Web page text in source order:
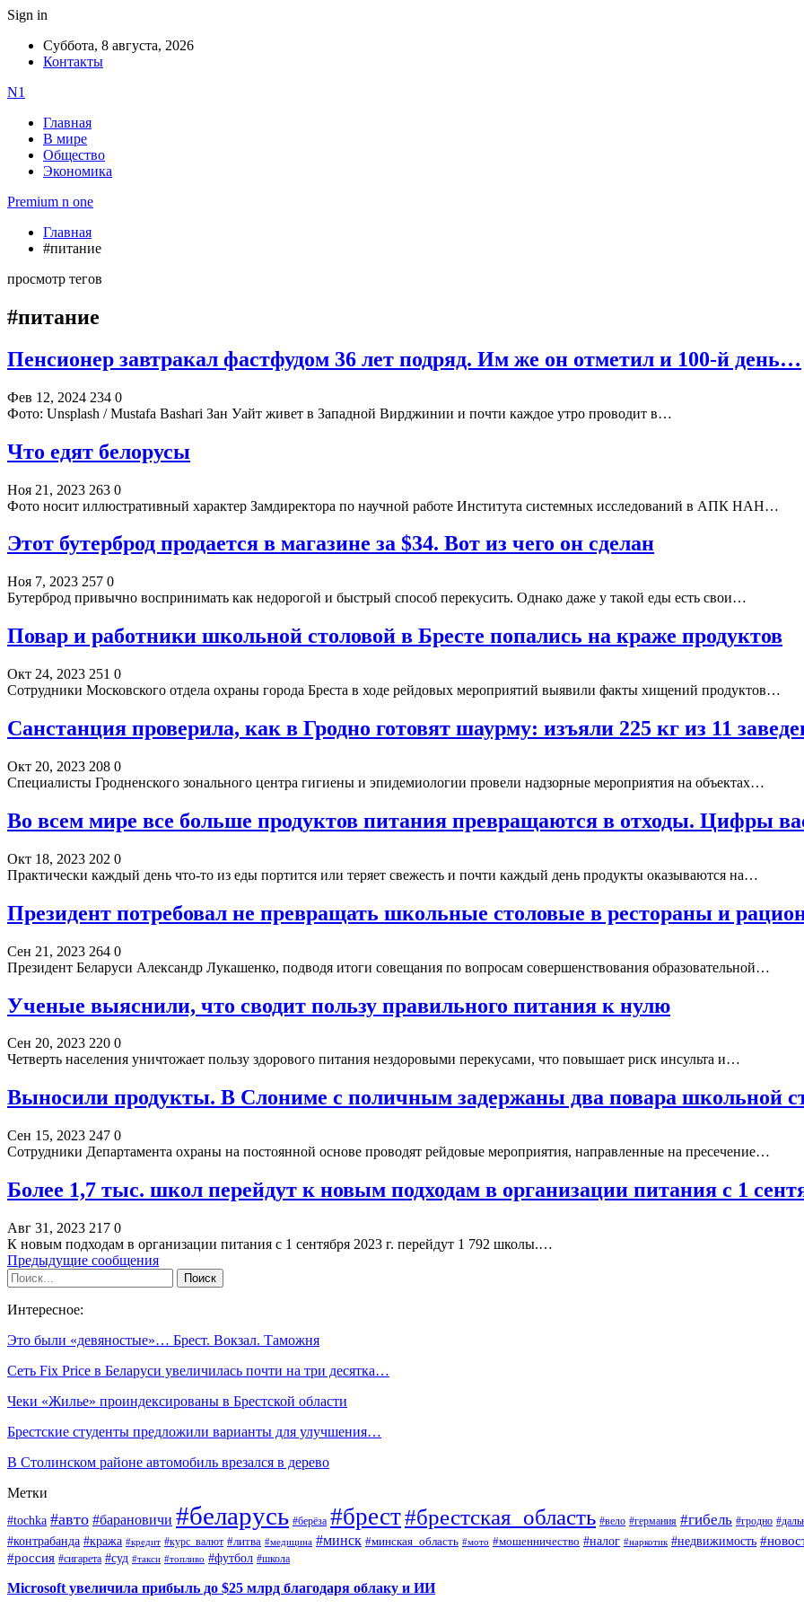
Sign in
Суббота, 8 августа, 2026
Контакты
N1
Главная
В мире
Общество
Экономика
Premium n one
Главная
#питание
просмотр тегов
#питание
Пенсионер завтракал фастфудом 36 лет подряд. Им же он отметил и 100-й день…
Фев 12, 2024 234 0
Фото: Unsplash / Mustafa Bashari Зан Уайт живет в Западной Вирджинии и почти каждое утро проводит в…
Что едят белорусы
Ноя 21, 2023 263 0
Фото носит иллюстративный характер Замдиректора по научной работе Института системных исследований в АПК НАН…
Этот бутерброд продается в магазине за $34. Вот из чего он сделан
Ноя 7, 2023 257 0
Бутерброд привычно воспринимать как недорогой и быстрый способ перекусить. Однако даже у такой еды есть свои…
Повар и работники школьной столовой в Бресте попались на краже продуктов
Окт 24, 2023 251 0
Сотрудники Московского отдела охраны города Бреста в ходе рейдовых мероприятий выявили факты хищений продуктов…
Санстанция проверила, как в Гродно готовят шаурму: изъяли 225 кг из 11
Окт 20, 2023 208 0
Специалисты Гродненского зонального центра гигиены и эпидемиологии провели надзорные мероприятия на объектах…
Во всем мире все больше продуктов питания превращаются в отходы. Цифры
Окт 18, 2023 202 0
Практически каждый день что-то из еды портится или теряет свежесть и почти каждый день продукты оказываются на…
Президент потребовал не превращать школьные столовые в рестораны и
Сен 21, 2023 264 0
Президент Беларуси Александр Лукашенко, подводя итоги совещания по вопросам совершенствования образовательной…
Ученые выяснили, что сводит пользу правильного питания к нулю
Сен 20, 2023 220 0
Четверть населения уничтожает пользу здорового питания нездоровыми перекусами, что повышает риск инсульта и…
Выносили продукты. В Слониме с поличным задержаны два повара школьной
Сен 15, 2023 247 0
Сотрудники Департамента охраны на постоянной основе проводят рейдовые мероприятия, направленные на пресечение…
Более 1,7 тыс. школ перейдут к новым подходам в организации питания с 1
Авг 31, 2023 217 0
К новым подходам в организации питания с 1 сентября 2023 г. перейдут 1 792 школы.…
Предыдущие сообщения
Интересное:
Это были «девяностые»… Брест. Вокзал. Таможня
Сеть Fix Price в Беларуси увеличилась почти на три десятка…
Чеки «Жилье» проиндексированы в Брестской области
Брестские студенты предложили варианты для улучшения…
В Столинском районе автомобиль врезался в дерево
Метки
#tochka #авто #барановичи #беларусь #берёза #брест#брестская_область #вело #германия #гибель #гродно
#контрабанда #кража #кредит #курс_валют #литва #медицина #минск #минская_область #мото #мошенничество #налог #наркотик #недвижимость
#россия #сигарета #суд #такси #топливо #футбол #школа
Microsoft увеличила прибыль до $25 млрд благодаря облаку и ИИ